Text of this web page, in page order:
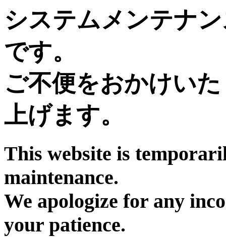
システムメンテナ
です。
ご不便をおかけい
上げます。
This website is
maintenance.
We apologize for any
your patience.